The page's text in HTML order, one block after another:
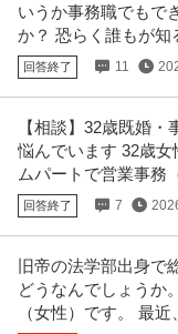
いうか事務職でもで
か？ 恐らく誰もが知
回答終了 11
【相談】32歳既婚
悩んでいます 32歳
ムパートで営業事務
回答終了 7
旧帝の法学部出身で
どうなんでしょうか
（女性）です。 最